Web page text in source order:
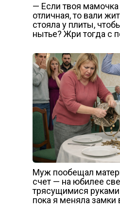
— Если твоя мамочка
отличная, то вали
стояла у плиты,
нытье? Жри тогда с
Муж пообещал
счет — на юбилее
трясущимися
пока я меняла замки